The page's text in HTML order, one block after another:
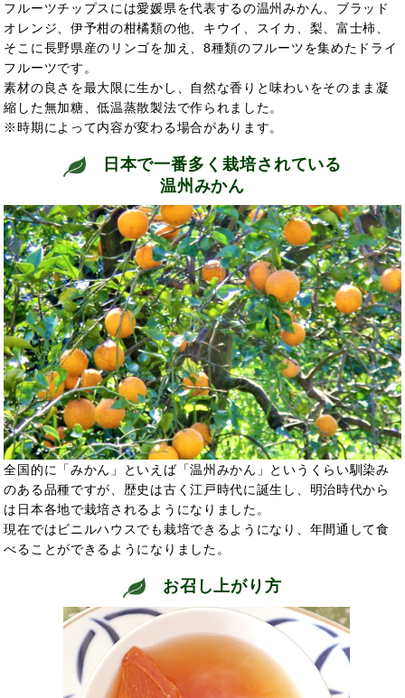
フルーツチップスには愛媛県を代表するの温州みかん、ブラッド
オレンジ、伊予柑の柑橘類の他、キウイ、スイカ、梨、富士柿、
そこに長野県産のリンゴを加え、8種類のフルーツを集めたドライ
フルーツです。
素材の良さを最大限に生かし、自然な香りと味わいをそのまま凝
縮した無加糖、低温蒸散製法で作られました。
※時期によって内容が変わる場合があります。
日本で一番多く栽培されている
温州みかん
全国的に「みかん」といえば「温州みかん」というくらい馴染み
のある品種ですが、歴史は古く江戸時代に誕生し、明治時代から
は日本各地で栽培されるようになりました。
現在ではビニルハウスでも栽培できるようになり、年間通して食
べることができるようになりました。
お召し上がり方